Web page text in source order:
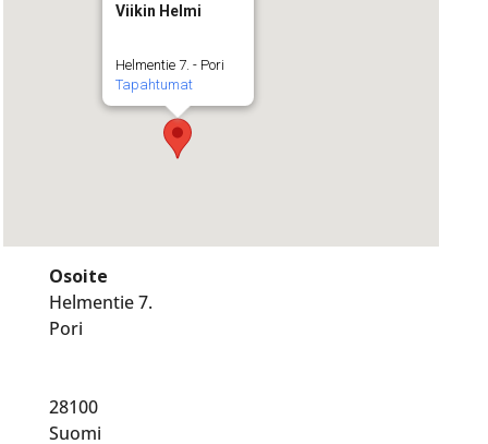
Viikin Helmi
Helmentie 7. - Pori
Tapahtumat
Osoite
Helmentie 7.
Pori
28100
Suomi